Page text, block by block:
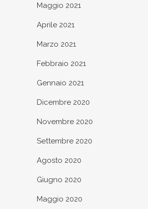
Maggio 2021
Aprile 2021
Marzo 2021
Febbraio 2021
Gennaio 2021
Dicembre 2020
Novembre 2020
Settembre 2020
Agosto 2020
Giugno 2020
Maggio 2020